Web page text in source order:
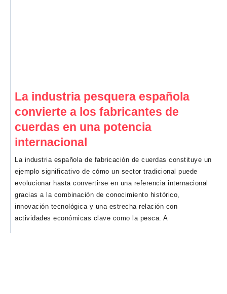
La industria pesquera española
convierte a los fabricantes de
cuerdas en una potencia
internacional
La industria española de fabricación de cuerdas constituye un
ejemplo significativo de cómo un sector tradicional puede
evolucionar hasta convertirse en una referencia internacional
gracias a la combinación de conocimiento histórico,
innovación tecnológica y una estrecha relación con
actividades económicas clave como la pesca. A